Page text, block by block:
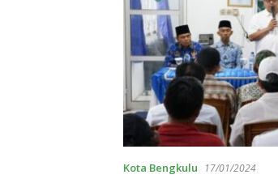
Kota Bengkulu 17/01/2024